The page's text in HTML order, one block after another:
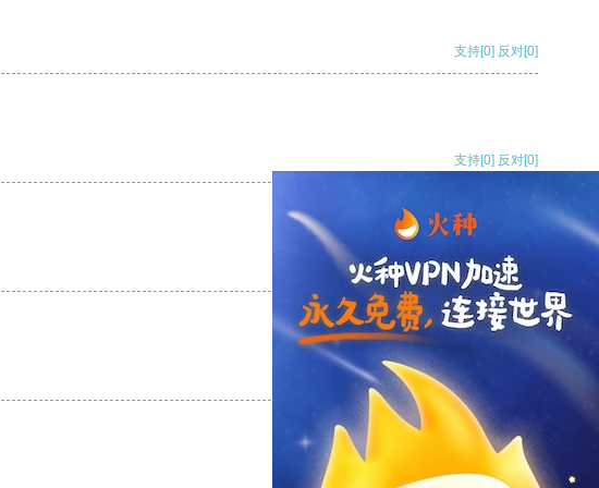
支持[0] 反对[0]
支持[0] 反对[0]
支持[0] 反对
支持